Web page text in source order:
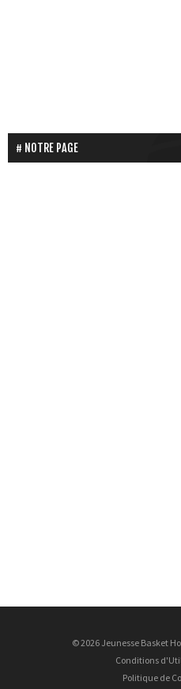
NOTRE PAGE
© 2026 Jeunesse Basket
Conditions
Politique de